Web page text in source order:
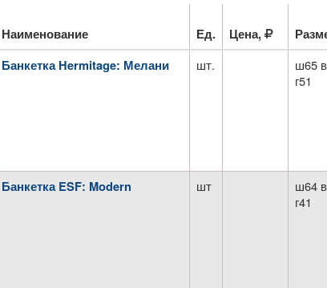
Наименование Ед. Цена,
Банкетка Hermitage: Мелани шт.
ш65
г51
Банкетка ESF: Modern шт
ш64
г41